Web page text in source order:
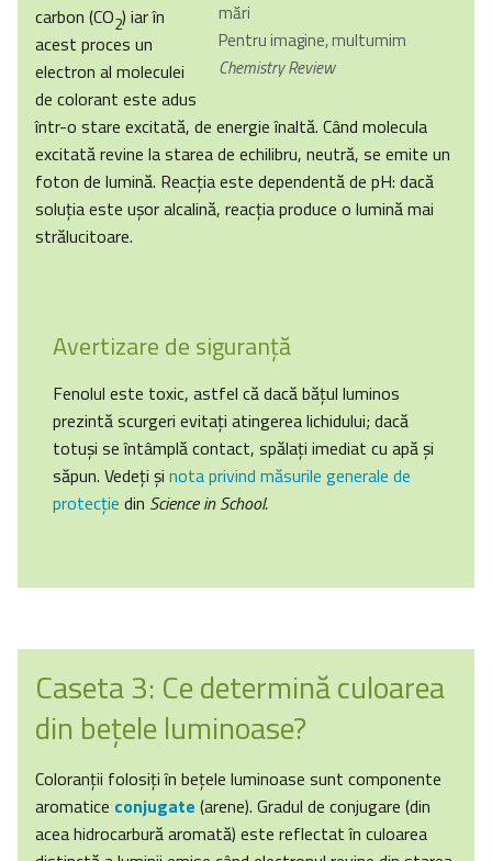
mări
Pentru imagine, multumim
Chemistry Review
carbon (CO2) iar în
acest proces un
electron al moleculei
de colorant este adus
într-o stare excitată, de energie înaltă. Când molecula
excitată revine la starea de echilibru, neutră, se emite un
foton de lumină. Reacţia este dependentă de pH: dacă
soluţia este uşor alcalină, reacţia produce o lumină mai
strălucitoare.
Avertizare de siguranţă
Fenolul este toxic, astfel că dacă băţul luminos
prezintă scurgeri evitaţi atingerea lichidului; dacă
totuşi se întâmplă contact, spălaţi imediat cu apă şi
săpun. Vedeţi şi nota privind măsurile generale de
protecţie din Science in School.
Caseta 3: Ce determină culoarea
din beţele luminoase?
Coloranţii folosiţi în beţele luminoase sunt componente
aromatice conjugate (arene). Gradul de conjugare (din
acea hidrocarbură aromată) este reflectat în culoarea